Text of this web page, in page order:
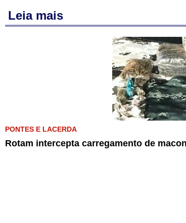
Leia mais
PONTES E LACERDA
Rotam intercepta carregamento de